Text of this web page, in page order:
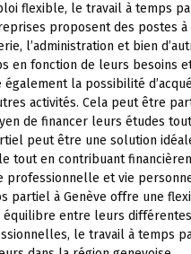
flexible, le travail à temps
proposent des postes
l’administration et bien
en fonction de leurs besoins
la possibilité
activités. Cela peut être
de financer leurs études
peut être une solution
tout en contribuant
professionnelle et vie
partiel à Genève offre une
entre leurs
le travail à temps